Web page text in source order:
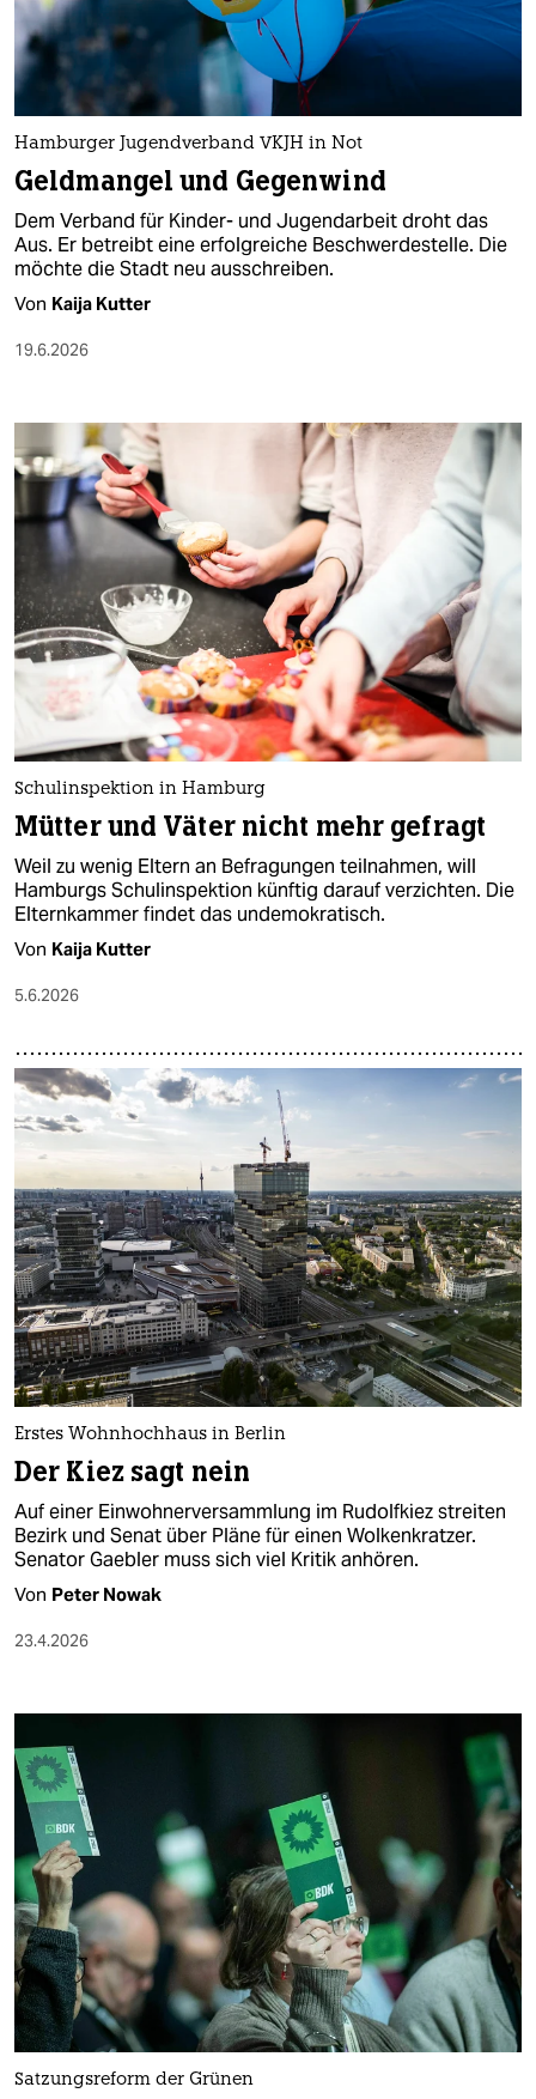
nord
wahrheit
verlag
verlag
veranstaltungen
shop
fragen & hilfe
abo
genossenschaft
epaper login
Hamburger Jugendverband VKJH in Not
Geldmangel und Gegenwind
Dem Verband für Kinder- und Jugendarbeit droht das
Aus. Er betreibt eine erfolgreiche Beschwerdestelle. Die
möchte die Stadt neu ausschreiben.
Von Kaija Kutter
19.6.2026
Schulinspektion in Hamburg
Mütter und Väter nicht mehr gefragt
Weil zu wenig Eltern an Befragungen teilnahmen, will
Hamburgs Schulinspektion künftig darauf verzichten. Die
Elternkammer findet das undemokratisch.
Von Kaija Kutter
5.6.2026
Erstes Wohnhochhaus in Berlin
Der Kiez sagt nein
Auf einer Einwohnerversammlung im Rudolfkiez streiten
Bezirk und Senat über Pläne für einen Wolkenkratzer.
Senator Gaebler muss sich viel Kritik anhören.
Von Peter Nowak
23.4.2026
Satzungsreform der Grünen